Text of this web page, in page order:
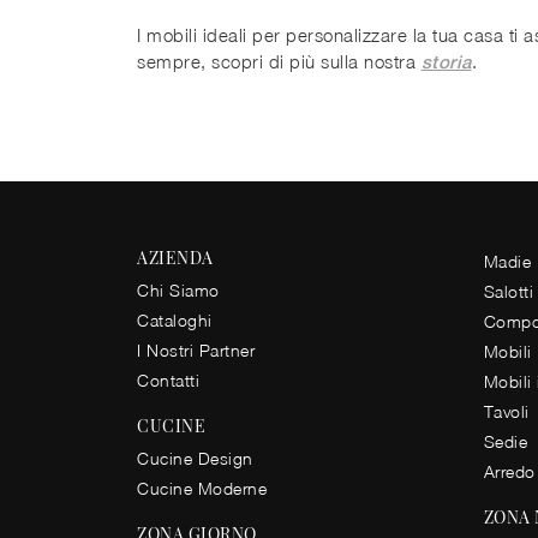
I mobili ideali per personalizzare la tua casa ti
sempre, scopri di più sulla nostra storia.
AZIENDA
Chi Siamo
Cataloghi
I Nostri Partner
Contatti
CUCINE
Cucine Design
Cucine Moderne
Madie
Salotti
Mobili
Mobili
Tavoli
Sedie
ZONA